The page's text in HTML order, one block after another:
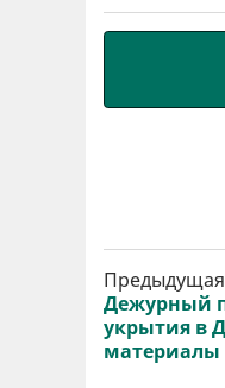
Предыдущая
Дежурный
укрытия в
материалы